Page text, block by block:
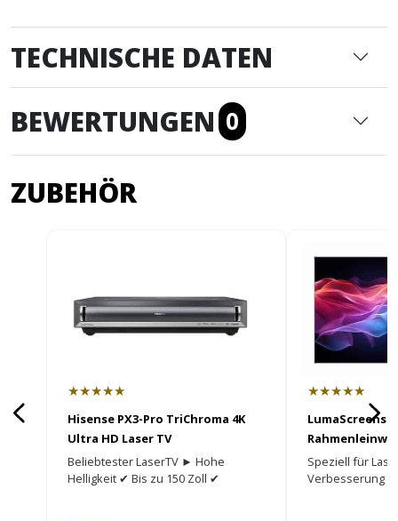
TECHNISCHE DATEN
BEWERTUNGEN 0
ZUBEHÖR
★★★★★
Hisense PX3-Pro TriChroma 4K
Ultra HD Laser TV
Beliebtester LaserTV ► Hohe
Helligkeit ✔ Bis zu 150 Zoll ✔
★★★★★
LumaScreens
Speziell für
Verbesserung